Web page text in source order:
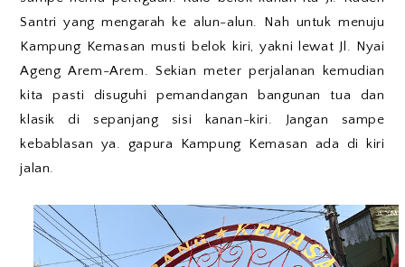
Santri yang mengarah ke alun-alun. Nah untuk menuju
Kampung Kemasan musti belok kiri, yakni lewat Jl. Nyai
Ageng Arem-Arem. Sekian meter perjalanan kemudian
kita pasti disuguhi pemandangan bangunan tua dan
klasik di sepanjang sisi kanan-kiri. Jangan sampe
kebablasan ya. gapura Kampung Kemasan ada di kiri
jalan.